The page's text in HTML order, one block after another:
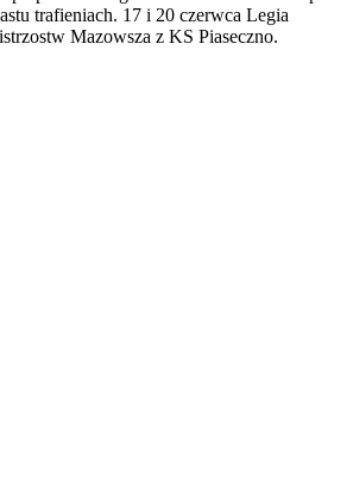
trafieniach. 17 i 20 czerwca Legia
Mazowsza z KS Piaseczno.